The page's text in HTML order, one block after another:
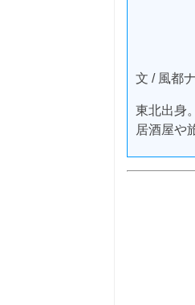
文 / 風都
東北出身。
居酒屋や